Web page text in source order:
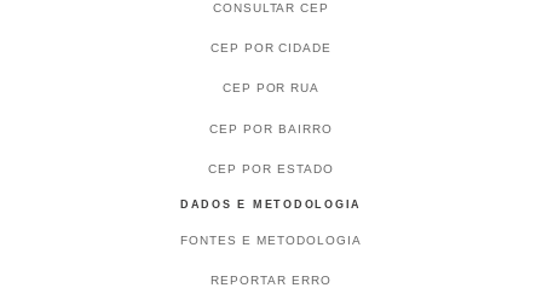
CONSULTAR CEP
CEP POR CIDADE
CEP POR RUA
CEP POR BAIRRO
CEP POR ESTADO
DADOS E METODOLOGIA
FONTES E METODOLOGIA
REPORTAR ERRO